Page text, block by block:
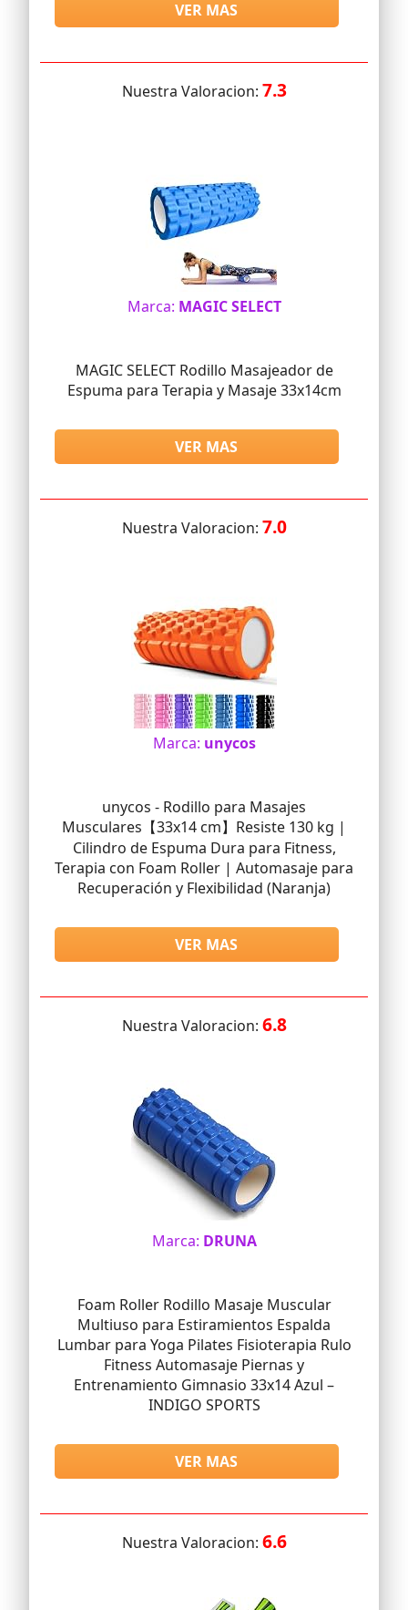
VER MAS
Nuestra Valoracion: 7.3
Marca: MAGIC SELECT
MAGIC SELECT Rodillo Masajeador de
Espuma para Terapia y Masaje 33x14cm
VER MAS
Nuestra Valoracion: 7.0
Marca: unycos
unycos - Rodillo para Masajes
Musculares【33x14 cm】Resiste 130 kg |
Cilindro de Espuma Dura para Fitness,
Terapia con Foam Roller | Automasaje para
Recuperación y Flexibilidad (Naranja)
VER MAS
Nuestra Valoracion: 6.8
Marca: DRUNA
Foam Roller Rodillo Masaje Muscular
Multiuso para Estiramientos Espalda
Lumbar para Yoga Pilates Fisioterapia Rulo
Fitness Automasaje Piernas y
Entrenamiento Gimnasio 33x14 Azul –
INDIGO SPORTS
VER MAS
Nuestra Valoracion: 6.6